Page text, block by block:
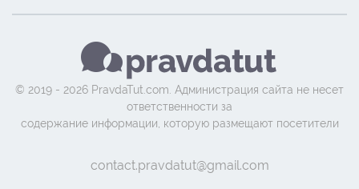
© 2019 - 2026 PravdaTut.com. Администрация сайта не несет
ответственности за
содержание информации, которую размещают посетители
contact.pravdatut@gmail.com